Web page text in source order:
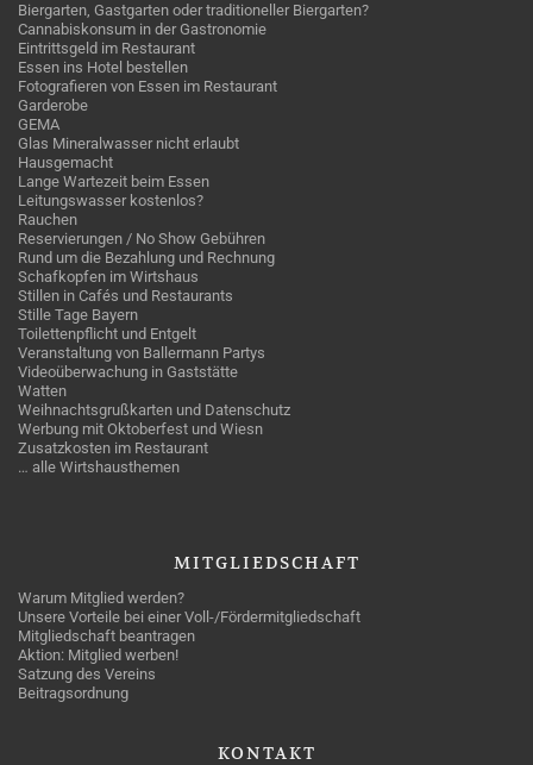
Biergarten, Gastgarten oder traditioneller Biergarten?
Cannabiskonsum in der Gastronomie
Eintrittsgeld im Restaurant
Essen ins Hotel bestellen
Fotografieren von Essen im Restaurant
Garderobe
GEMA
Glas Mineralwasser nicht erlaubt
Hausgemacht
Lange Wartezeit beim Essen
Leitungswasser kostenlos?
Rauchen
Reservierungen / No Show Gebühren
Rund um die Bezahlung und Rechnung
Schafkopfen im Wirtshaus
Stillen in Cafés und Restaurants
Stille Tage Bayern
Toilettenpflicht und Entgelt
Veranstaltung von Ballermann Partys
Videoüberwachung in Gaststätte
Watten
Weihnachtsgrußkarten und Datenschutz
Werbung mit Oktoberfest und Wiesn
Zusatzkosten im Restaurant
… alle Wirtshausthemen
MITGLIEDSCHAFT
Warum Mitglied werden?
Unsere Vorteile bei einer Voll-/Fördermitgliedschaft
Mitgliedschaft beantragen
Aktion: Mitglied werben!
Satzung des Vereins
Beitragsordnung
KONTAKT